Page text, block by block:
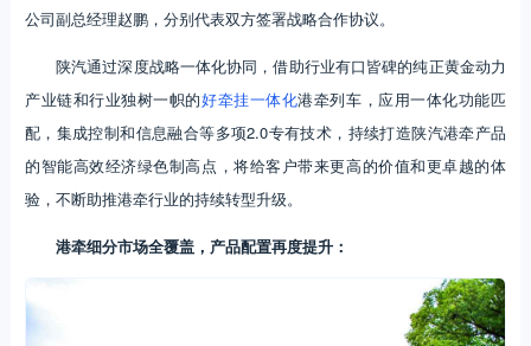
公司副总经理赵鹏，分别代表双方签署战略合作协议。
陕汽通过深度战略一体化协同，借助行业有口皆碑的纯正黄金动力
产业链和行业独树一帜的好牵挂一体化港牵列车，应用一体化功能匹
配，集成控制和信息融合等多项2.0专有技术，持续打造陕汽港牵产品
的智能高效经济绿色制高点，将给客户带来更高的价值和更卓越的体
验，不断助推港牵行业的持续转型升级。
港牵细分市场全覆盖，产品配置再度提升：